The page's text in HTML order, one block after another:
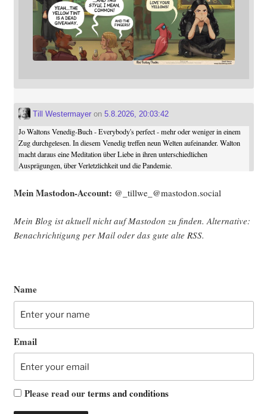
Till Westermayeron 5.8.2026, 20:03:42
Jo Waltons Venedig-Buch - Everybody's perfect - mehr oder weniger in einem
Zug durchgelesen. In diesem Venedig treffen neun Welten aufeinander. Walton
macht daraus eine Meditation über Liebe in ihren unterschiedlichen
Ausprägungen, über Verletzlichkeit und die Pandemie.
Mein Mast­o­don-Account: @_tillwe_@mastodon.social
Mein Blog ist aktu­ell nicht auf Mast­o­don zu fin­den. Alter­na­ti­ve:
Benach­rich­ti­gung per Mail oder das gute alte RSS.
Name
Email
Please read ourterms and conditions